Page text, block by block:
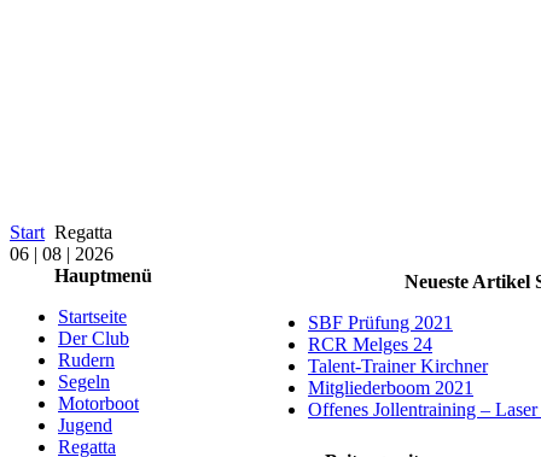
Start Regatta
06 | 08 | 2026
Hauptmenü
Startseite
Der Club
Rudern
Segeln
Motorboot
Jugend
Regatta
Neueste Artikel
SBF Prüfung 2021
RCR Melges 24
Talent-Trainer Kirchner
Mitgliederboom 2021
Offenes Jollentraining –